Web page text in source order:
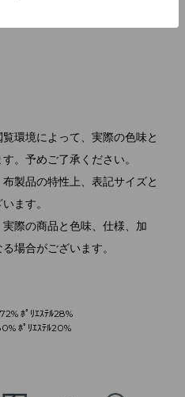
環境によって、実際の色味と
。予めご了承ください。
製品の特性上、表記サイズと
ます。
際の商品と色味、仕様、加
場合がございます。
ﾎﾟﾘｴｽﾃﾙ28%
ﾎﾟﾘｴｽﾃﾙ20%